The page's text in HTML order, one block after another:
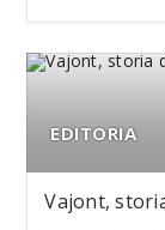
EDITORIA
Vajont,